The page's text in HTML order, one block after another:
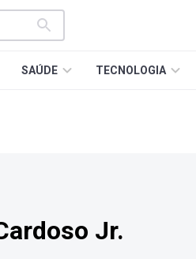
SAÚDE TECNOLOGIA
Jr.